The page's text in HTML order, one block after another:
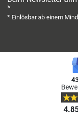
*
* Einlösbar ab einem